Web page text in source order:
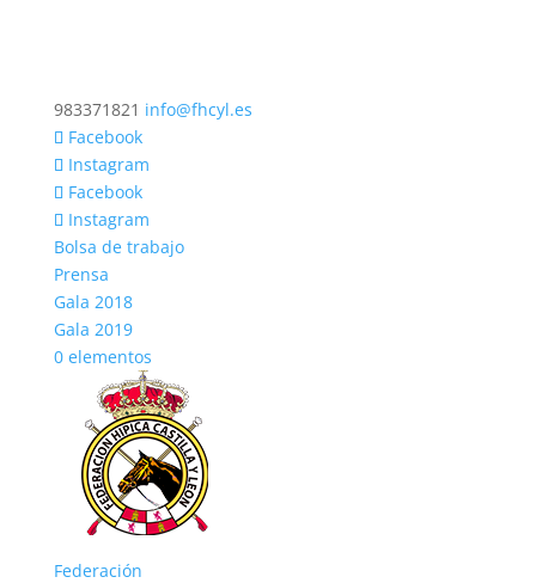
983371821 info@fhcyl.es
Facebook
Instagram
Facebook
Instagram
Bolsa de trabajo
Prensa
Gala 2018
Gala 2019
0 elementos
Federación